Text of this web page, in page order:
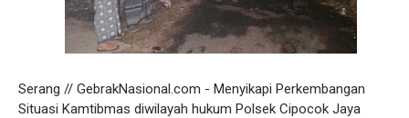
Serang // GebrakNasional.com - Menyikapi Perkembangan
Situasi Kamtibmas diwilayah hukum Polsek Cipocok Jaya